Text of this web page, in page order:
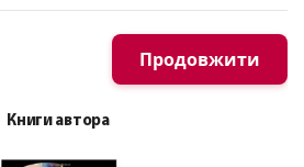
Продовжити
Книги автора